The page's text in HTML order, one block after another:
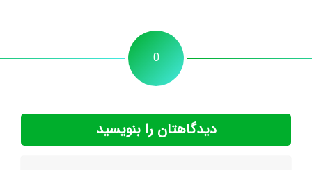
0
دیدگاهتان را بنویسید